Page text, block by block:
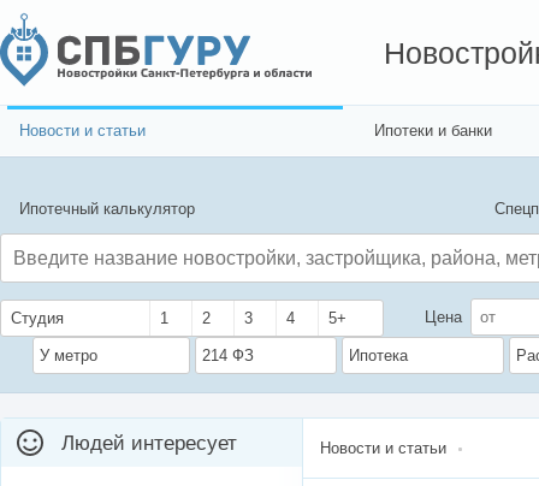
Новости и статьи Ипотеки и банки
Ипотечный калькулятор
Студия 1 2 3 4 5+ Цена
У метро 214 ФЗ Ипотека
Новости и статьи
Людей интересует